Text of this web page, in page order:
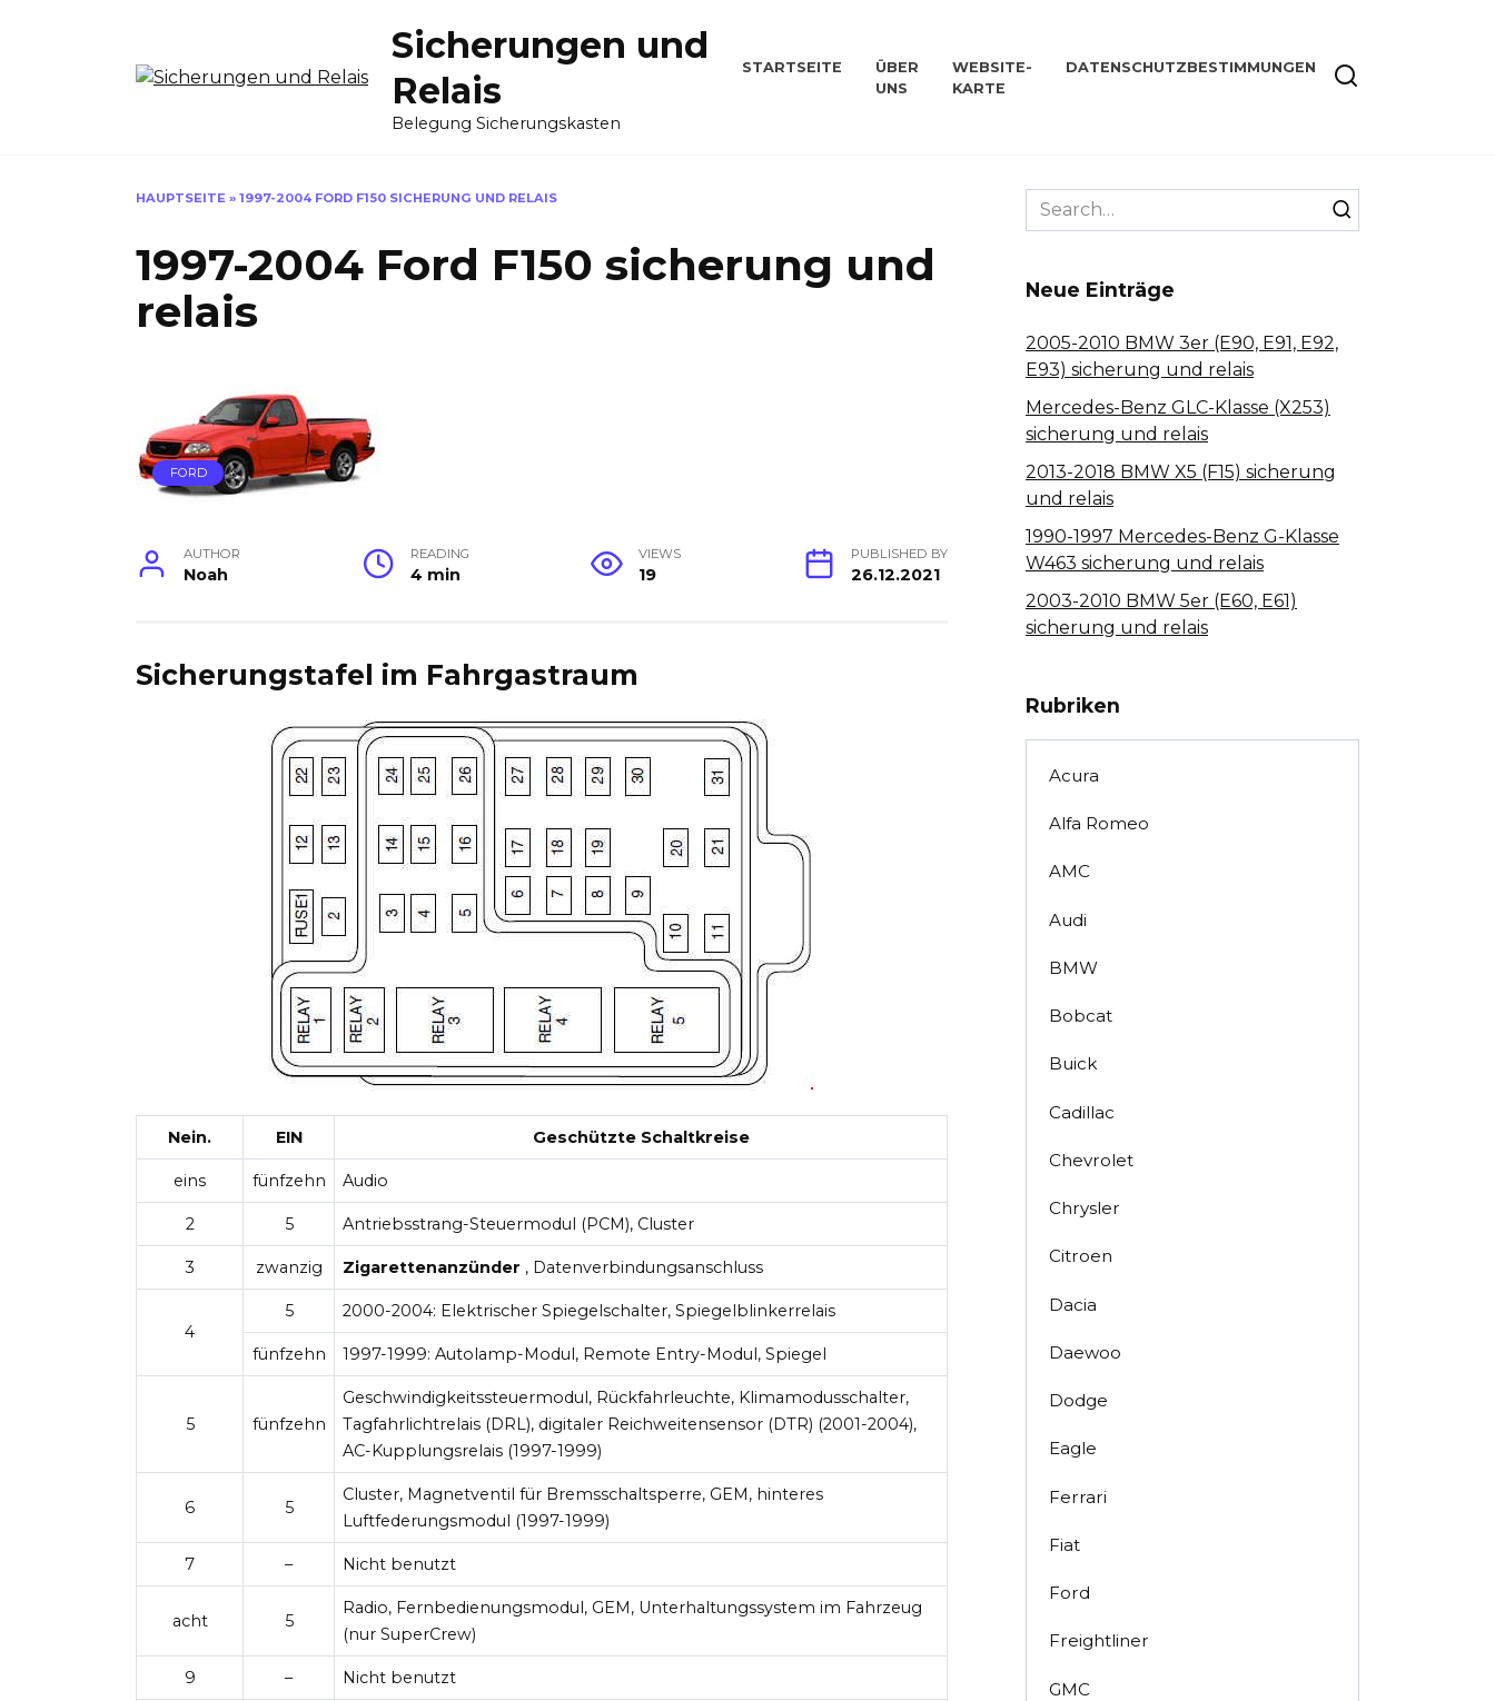
Sicherungen und
Relais
Belegung Sicherungskasten
STARTSEITE
ÜBER
UNS
WEBSITE-
KARTE
DATENSCHUTZBESTIMMUNGEN
HAUPTSEITE » 1997-2004 FORD F150 SICHERUNG UND RELAIS
1997-2004 Ford F150 sicherung und
relais
FORD
AUTHOR
Noah
READING
4 min
VIEWS
19
PUBLISHED BY
26.12.2021
Sicherungstafel im Fahrgastraum
Nein. EIN Geschützte Schaltkreise
eins fünfzehn Audio
2 5 Antriebsstrang-Steuermodul (PCM), Cluster
3 zwanzig Zigarettenanzünder , Datenverbindungsanschluss
4
5 2000-2004: Elektrischer Spiegelschalter, Spiegelblinkerrelais
fünfzehn 1997-1999: Autolamp-Modul, Remote Entry-Modul, Spiegel
5 fünfzehn
Geschwindigkeitssteuermodul, Rückfahrleuchte, Klimamodusschalter,
Tagfahrlichtrelais (DRL), digitaler Reichweitensensor (DTR) (2001-2004),
AC-Kupplungsrelais (1997-1999)
6 5
Cluster, Magnetventil für Bremsschaltsperre, GEM, hinteres
Luftfederungsmodul (1997-1999)
7 – Nicht benutzt
acht 5
Radio, Fernbedienungsmodul, GEM, Unterhaltungssystem im Fahrzeug
(nur SuperCrew)
9 – Nicht benutzt
Search
for:
Neue Einträge
2005-2010 BMW 3er (E90, E91, E92,
E93) sicherung und relais
Mercedes-Benz GLC-Klasse (X253)
sicherung und relais
2013-2018 BMW X5 (F15) sicherung
und relais
1990-1997 Mercedes-Benz G-Klasse
W463 sicherung und relais
2003-2010 BMW 5er (E60, E61)
sicherung und relais
Rubriken
Acura
Alfa Romeo
AMC
Audi
BMW
Bobcat
Buick
Cadillac
Chevrolet
Chrysler
Citroen
Dacia
Daewoo
Dodge
Eagle
Ferrari
Fiat
Ford
Freightliner
GMC